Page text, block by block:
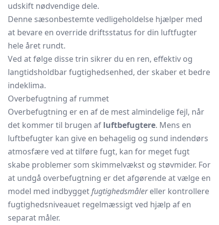
udskift nødvendige dele.
Denne sæsonbestemte vedligeholdelse hjælper med
at bevare en override driftsstatus for din luftfugter
hele året rundt.
Ved at følge disse trin sikrer du en ren, effektiv og
langtidsholdbar fugtighedsenhed, der skaber et bedre
indeklima.
Overbefugtning af rummet
Overbefugtning er en af de mest almindelige fejl, når
det kommer til brugen af luftbefugtere. Mens en
luftbefugter kan give en behagelig og sund indendørs
atmosfære ved at tilføre fugt, kan for meget fugt
skabe problemer som skimmelvækst og støvmider. For
at undgå overbefugtning er det afgørende at vælge en
model med indbyggetfugtighedsmålereller kontrollere
fugtighedsniveauet regelmæssigt ved hjælp af en
separat måler.